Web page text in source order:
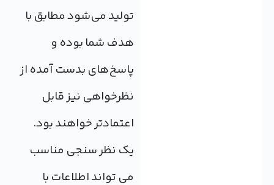
تولید می‌شود مطابق با
هدف شما بوده و
پاسخ‌های بدست آمده از
نظرخواهی نیز قابل
اعتمادتر خواهند بود.
یک نظر سنجی مناسب
می تواند اطلاعات با